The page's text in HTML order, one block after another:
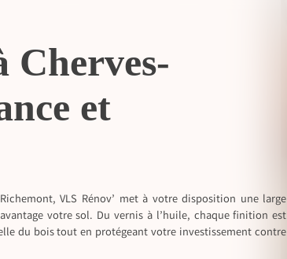
Cherves-
et
VLS Rénov’ met à votre disposition une large
votre sol. Du vernis à l’huile, chaque finition est
du bois tout en protégeant votre investissement contre